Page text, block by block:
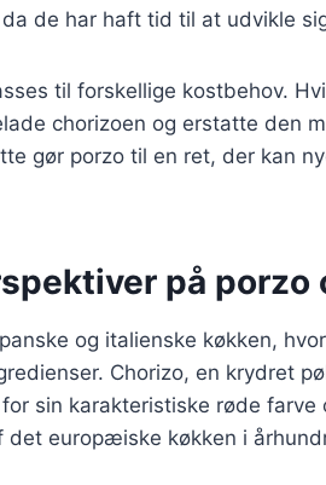
de har haft tid til at udvikle
til forskellige kostbehov.
chorizoen og erstatte den
gør porzo til en ret, der kan
på porzo
og italienske køkken,
Chorizo, en krydret
sin karakteristiske røde farve
europæiske køkken i